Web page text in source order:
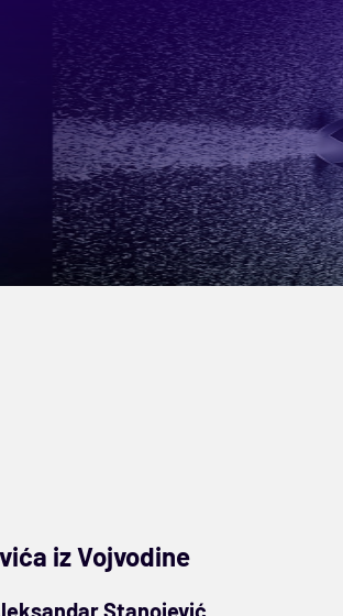
iz Vojvodine
Stanojević